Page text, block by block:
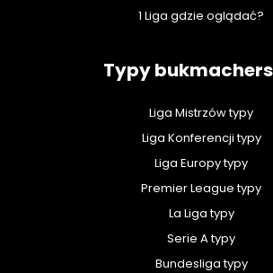
1 Liga gdzie oglądać?
Typy
Liga Mistrzów typy
Liga Konferencji typy
Liga Europy typy
Premier League typy
La Liga typy
Serie A typy
Bundesliga typy